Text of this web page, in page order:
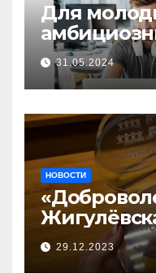
Для
прием
бизнес-
31.05.2024
НОВОСТИ
29.12.2023